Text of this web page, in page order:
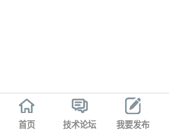
首页 技术论坛 我要发布